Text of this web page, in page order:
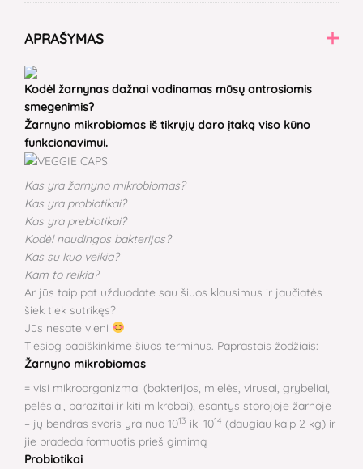
APRAŠYMAS
Kodėl žarnynas dažnai vadinamas mūsų antrosiomis
smegenimis?
Žarnyno mikrobiomas iš tikrųjų daro įtaką viso kūno
funkcionavimui.
Kas yra žarnyno mikrobiomas?
Kas yra probiotikai?
Kas yra prebiotikai?
Kodėl naudingos bakterijos?
Kas su kuo veikia?
Kam to reikia?
Ar jūs taip pat užduodate sau šiuos klausimus ir jaučiatės
šiek tiek sutrikęs?
Jūs nesate vieni
Tiesiog paaiškinkime šiuos terminus. Paprastais žodžiais:
Žarnyno mikrobiomas
= visi mikroorganizmai (bakterijos, mielės, virusai, grybeliai,
pelėsiai, parazitai ir kiti mikrobai), esantys storojoje žarnoje
– jų bendras svoris yra nuo 1013 iki 1014 (daugiau kaip 2 kg) ir
jie pradeda formuotis prieš gimimą
Probiotikai